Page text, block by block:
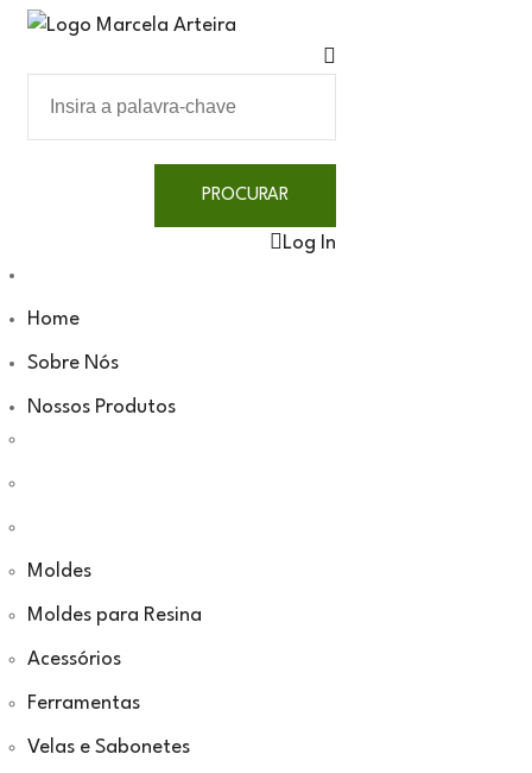
Log In
Home
Sobre Nós
Nossos Produtos
Moldes
Moldes para Resina
Acessórios
Ferramentas
Velas e Sabonetes